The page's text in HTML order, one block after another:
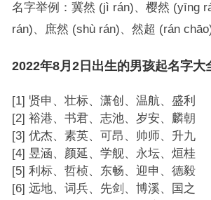
名字举例：冀然 (jì rán)、樱然 (yīng
rán)、庶然 (shù rán)、然超 (rán chāo)
2022年8月2日出生的男孩起名字大
[1] 贤申、壮标、潇创、温航、盛利
[2] 裕港、书君、志池、岁安、麟朝
[3] 优杰、素英、可昂、帅师、升九
[4] 昱涵、颜延、学舰、永坛、烜桂
[5] 利标、哲桢、东畅、迎申、德毅
[6] 远地、词兵、先剑、博溪、国之